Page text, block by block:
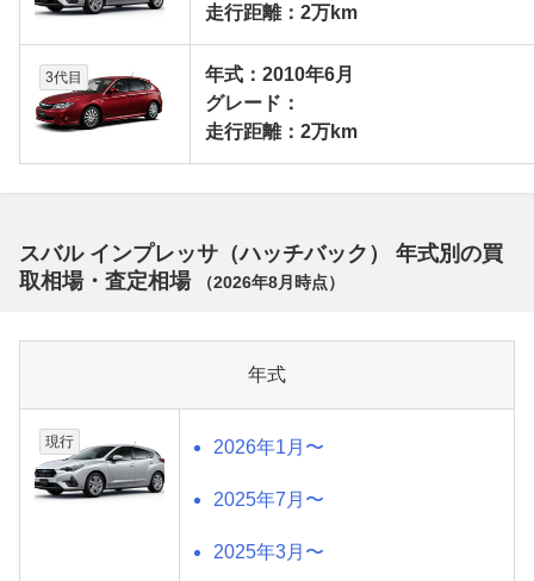
走行距離：2万km
3代目
年式：2010年6月
グレード：
走行距離：2万km
スバル インプレッサ（ハッチバック） 年式別の買
取相場・査定相場
（2026年8月 時点）
年式
現行 2026年1月〜
2025年7月〜
2025年3月〜